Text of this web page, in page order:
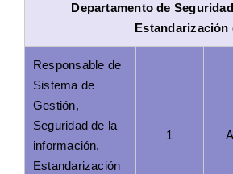
Departamento de
Responsable de
Sistema de
Gestión,
Seguridad de la
información,
Estandarización
1